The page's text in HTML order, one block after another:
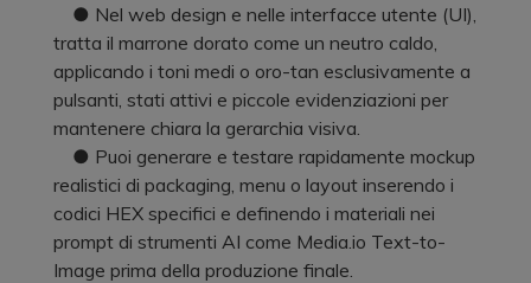
● Nel web design e nelle interfacce utente (UI),
tratta il marrone dorato come un neutro caldo,
applicando i toni medi o oro-tan esclusivamente a
pulsanti, stati attivi e piccole evidenziazioni per
mantenere chiara la gerarchia visiva.
● Puoi generare e testare rapidamente mockup
realistici di packaging, menu o layout inserendo i
codici HEX specifici e definendo i materiali nei
prompt di strumenti AI come Media.io Text-to-
Image prima della produzione finale.